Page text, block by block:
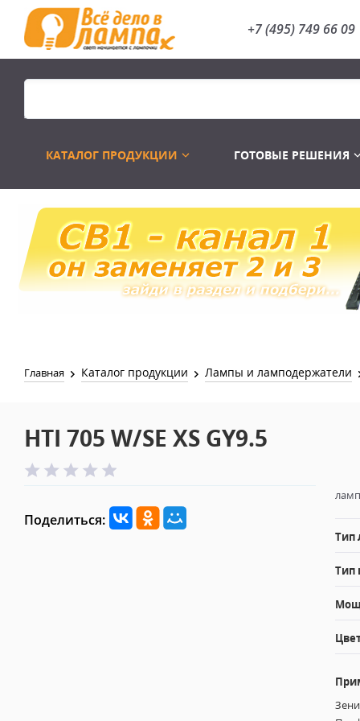
+7 (495) 749 66 09
КАТАЛОГ ПРОДУКЦИИ
Распродажа Лампы
ГОТОВЫЕ РЕШЕНИЯ
Главная Каталог продукции Лампы и ламподержатели
HTI 705 W/SE XS GY9.5
Поделиться:
Тип
Тип